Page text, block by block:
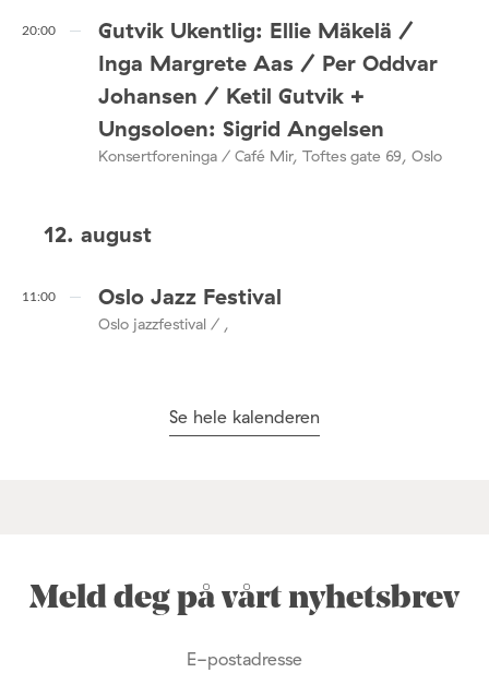
20:00
Gutvik Ukentlig: Ellie Mäkelä /
Inga Margrete Aas / Per Oddvar
Johansen / Ketil Gutvik +
Ungsoloen: Sigrid Angelsen
Konsertforeninga / Café Mir, Toftes gate 69, Oslo
12. august
11:00 Oslo Jazz Festival
Oslo jazzfestival / ,
Se hele kalenderen
Meld deg på vårt nyhetsbrev